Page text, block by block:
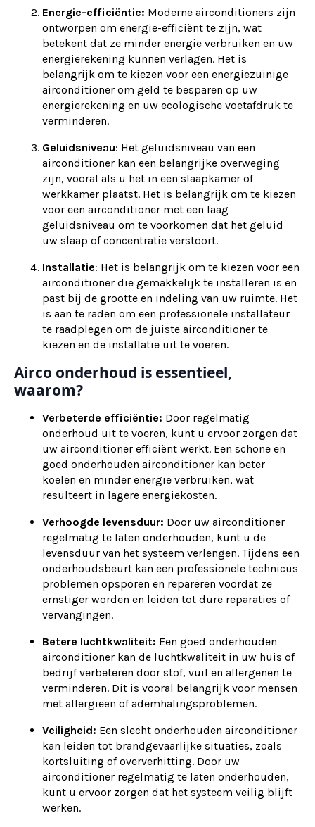
Energie-efficiëntie: Moderne airconditioners zijn
ontworpen om energie-efficiënt te zijn, wat
betekent dat ze minder energie verbruiken en uw
energierekening kunnen verlagen. Het is
belangrijk om te kiezen voor een energiezuinige
airconditioner om geld te besparen op uw
energierekening en uw ecologische voetafdruk te
verminderen.
Geluidsniveau: Het geluidsniveau van een
airconditioner kan een belangrijke overweging
zijn, vooral als u het in een slaapkamer of
werkkamer plaatst. Het is belangrijk om te kiezen
voor een airconditioner met een laag
geluidsniveau om te voorkomen dat het geluid
uw slaap of concentratie verstoort.
Installatie: Het is belangrijk om te kiezen voor een
airconditioner die gemakkelijk te installeren is en
past bij de grootte en indeling van uw ruimte. Het
is aan te raden om een professionele installateur
te raadplegen om de juiste airconditioner te
kiezen en de installatie uit te voeren.
Airco onderhoud is essentieel,
waarom?
Verbeterde efficiëntie: Door regelmatig
onderhoud uit te voeren, kunt u ervoor zorgen dat
uw airconditioner efficiënt werkt. Een schone en
goed onderhouden airconditioner kan beter
koelen en minder energie verbruiken, wat
resulteert in lagere energiekosten.
Verhoogde levensduur: Door uw airconditioner
regelmatig te laten onderhouden, kunt u de
levensduur van het systeem verlengen. Tijdens een
onderhoudsbeurt kan een professionele technicus
problemen opsporen en repareren voordat ze
ernstiger worden en leiden tot dure reparaties of
vervangingen.
Betere luchtkwaliteit: Een goed onderhouden
airconditioner kan de luchtkwaliteit in uw huis of
bedrijf verbeteren door stof, vuil en allergenen te
verminderen. Dit is vooral belangrijk voor mensen
met allergieën of ademhalingsproblemen.
Veiligheid: Een slecht onderhouden airconditioner
kan leiden tot brandgevaarlijke situaties, zoals
kortsluiting of oververhitting. Door uw
airconditioner regelmatig te laten onderhouden,
kunt u ervoor zorgen dat het systeem veilig blijft
werken.